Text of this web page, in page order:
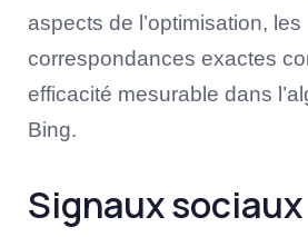
aspects de l’optimisation, les
correspondances exactes
efficacité mesurable dans
Bing.
Signaux sociaux